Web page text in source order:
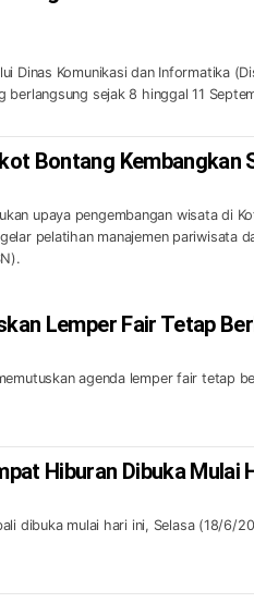
Dinas Komunikasi dan Informatika
berlangsung sejak 8 hinggal 11
Bontang
upaya pengembangan wisata di
pelatihan manajemen pariwisata
Lemper Fair Tetap
agenda lemper fair tetap
Hiburan Dibuka Mulai
dibuka mulai hari ini, Selasa (18/6/